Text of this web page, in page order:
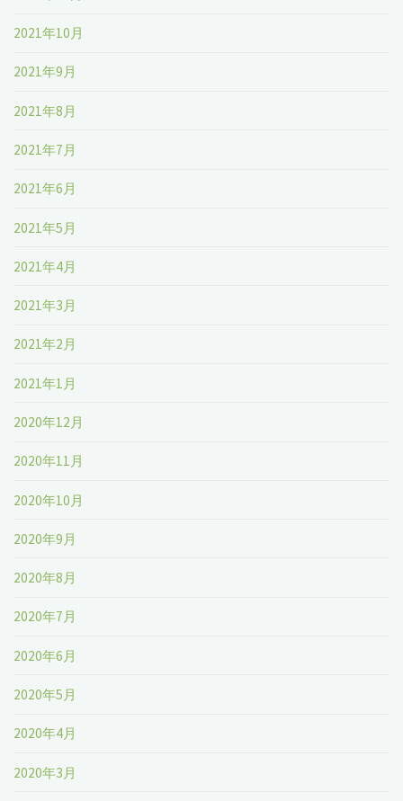
2021年10月
2021年9月
2021年8月
2021年7月
2021年6月
2021年5月
2021年4月
2021年3月
2021年2月
2021年1月
2020年12月
2020年11月
2020年10月
2020年9月
2020年8月
2020年7月
2020年6月
2020年5月
2020年4月
2020年3月